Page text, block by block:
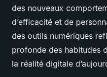
des nouveaux
d’efficacité et de
des outils numériques
profonde des habitudes
la réalité digitale